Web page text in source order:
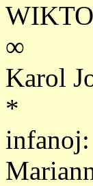
∞
Karol
*
infanoj: